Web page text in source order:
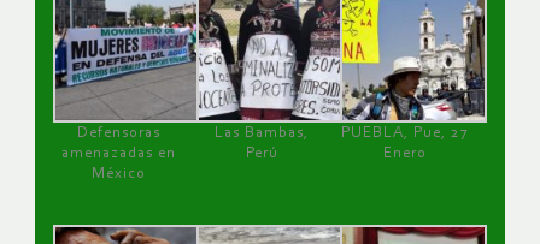
Defensoras
amenazadas en
México
Las Bambas,
Perú
PUEBLA, Pue, 27
Enero